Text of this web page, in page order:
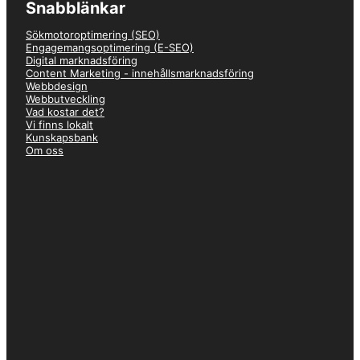
★★★★★
Väldigt nöjd! Hade ett behov av bygga om sajten med effektiv SEO
och hade hört talas om Just Value från bekanta. Blev väldigt
trevligt bemött och det var tydligt att de var både duktiga,
effektiva och gjorde jobbet med noggrannhet. Rekommenderar!
Snabblänkar
Sökmotoroptimering (SEO)
Engagemangsoptimering (E-SEO)
Digital marknadsföring
Content Marketing - innehållsmarknadsföring
Webbdesign
Webbutveckling
Vad kostar det?
Vi finns lokalt
Kunskapsbank
Om oss